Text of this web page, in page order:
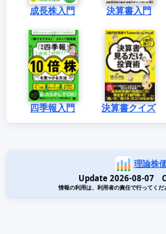
成長株入門 決算書入門
四季報入門 決算書クイズ
理論株
Update 2026-08-07
情報の利用は、利用者の責任で行ってくだ